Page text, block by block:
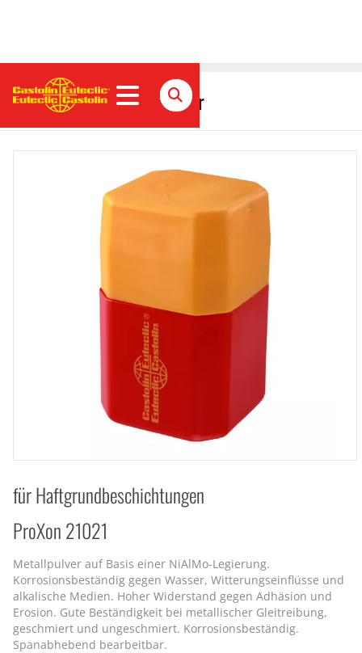
ProXon 21021 Metallpulver
für Haftgrundbeschichtungen
ProXon 21021
Metallpulver auf Basis einer NiAlMo-Legierung.
Korrosionsbeständig gegen Wasser, Witterungseinflüsse und
alkalische Medien. Hoher Widerstand gegen Adhäsion und
Erosion. Gute Beständigkeit bei metallischer Gleitreibung,
geschmiert und ungeschmiert. Korrosionsbeständig.
Spanabhebend bearbeitbar.